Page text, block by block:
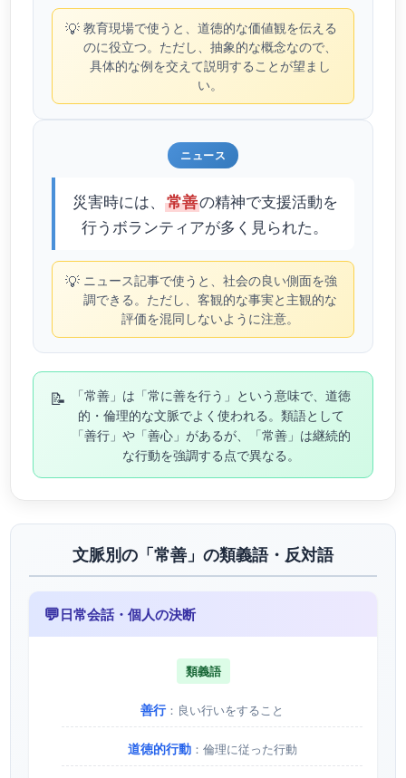
💡 教育現場で使うと、道徳的な価値観を伝える
のに役立つ。ただし、抽象的な概念なので、
具体的な例を交えて説明することが望まし
い。
ニュース
災害時には、 常善の精神で支援活動を
行うボランティアが多く見られた。
💡 ニュース記事で使うと、社会の良い側面を強
調できる。ただし、客観的な事実と主観的な
評価を混同しないように注意。
📝
「常善」は「常に善を行う」という意味で、道徳
的・倫理的な文脈でよく使われる。類語として
「善行」や「善心」があるが、「常善」は継続的
な行動を強調する点で異なる。
文脈別の「常善」の類義語・反対語
💬日常会話・個人の決断
類義語
善行：良い行いをすること
道徳的行動：倫理に従った行動